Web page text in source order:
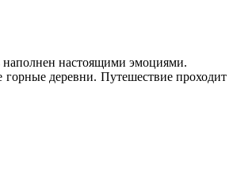
настоящими эмоциями.
деревни. Путешествие проходит